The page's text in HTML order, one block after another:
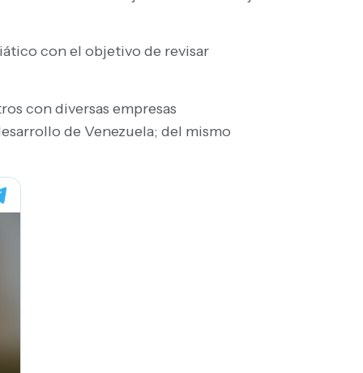
con el objetivo de revisar
con diversas empresas
de Venezuela; del mismo